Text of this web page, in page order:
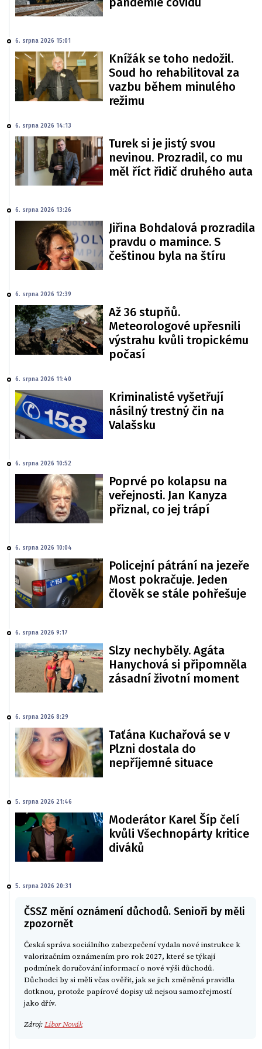
6. srpna 2026 15:01
Knížák se toho nedožil.
Soud ho rehabilitoval za
vazbu během minulého
režimu
6. srpna 2026 14:13
Turek si je jistý svou
nevinou. Prozradil, co mu
měl říct řidič druhého auta
6. srpna 2026 13:26
Jiřina Bohdalová prozradila
pravdu o mamince. S
češtinou byla na štíru
6. srpna 2026 12:39
Až 36 stupňů.
Meteorologové upřesnili
výstrahu kvůli tropickému
počasí
6. srpna 2026 11:40
Kriminalisté vyšetřují
násilný trestný čin na
Valašsku
6. srpna 2026 10:52
Poprvé po kolapsu na
veřejnosti. Jan Kanyza
přiznal, co jej trápí
6. srpna 2026 10:04
Policejní pátrání na jezeře
Most pokračuje. Jeden
člověk se stále pohřešuje
6. srpna 2026 9:17
Slzy nechyběly. Agáta
Hanychová si připomněla
zásadní životní moment
6. srpna 2026 8:29
Taťána Kuchařová se v
Plzni dostala do
nepříjemné situace
5. srpna 2026 21:46
Moderátor Karel Šíp čelí
kvůli Všechnopárty kritice
diváků
5. srpna 2026 20:31
ČSSZ mění oznámení důchodů. Senioři by měli
zpozornět
Česká správa sociálního zabezpečení vydala nové instrukce k
valorizačním oznámením pro rok 2027, které se týkají
podmínek doručování informací o nové výši důchodů.
Důchodci by si měli včas ověřit, jak se jich změněná pravidla
dotknou, protože papírové dopisy už nejsou samozřejmostí
jako dřív.
Zdroj:Libor Novák